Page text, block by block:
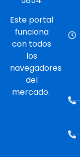
Este portal
funciona
con todos
los
navegadores
del
mercado.